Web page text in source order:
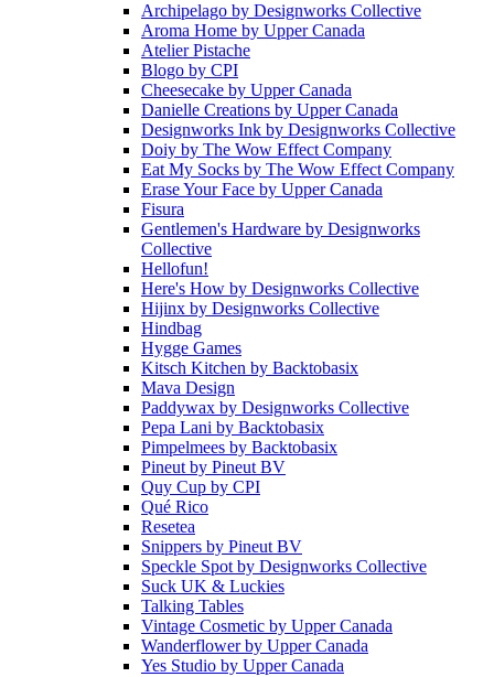
Archipelago by Designworks Collective
Aroma Home by Upper Canada
Atelier Pistache
Blogo by CPI
Cheesecake by Upper Canada
Danielle Creations by Upper Canada
Designworks Ink by Designworks Collective
Doiy by The Wow Effect Company
Eat My Socks by The Wow Effect Company
Erase Your Face by Upper Canada
Fisura
Gentlemen's Hardware by Designworks
Collective
Hellofun!
Here's How by Designworks Collective
Hijinx by Designworks Collective
Hindbag
Hygge Games
Kitsch Kitchen by Backtobasix
Mava Design
Paddywax by Designworks Collective
Pepa Lani by Backtobasix
Pimpelmees by Backtobasix
Pineut by Pineut BV
Quy Cup by CPI
Qué Rico
Resetea
Snippers by Pineut BV
Speckle Spot by Designworks Collective
Suck UK & Luckies
Talking Tables
Vintage Cosmetic by Upper Canada
Wanderflowerby Upper Canada
Yes Studio by Upper Canada